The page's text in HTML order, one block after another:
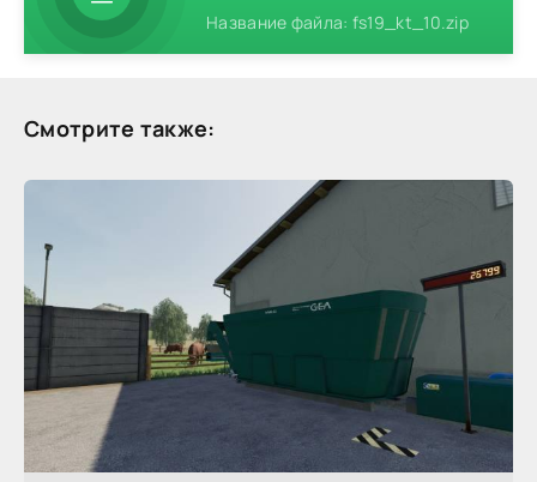
Название файла: fs19_kt_10.zip
Смотрите также: